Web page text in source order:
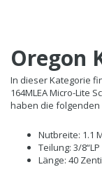
Oregon
In dieser Kategorie
164MLEA Micro-Lite
haben die folgenden
Nutbreite: 1.1
Teilung: 3/8“LP
Länge: 40